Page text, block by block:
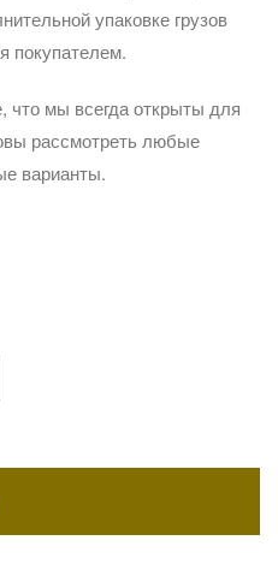
упаковке грузов
покупателем.
мы всегда открыты для
рассмотреть любые
варианты.